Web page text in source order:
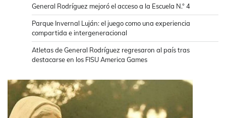
General Rodríguez mejoró el acceso a la Escuela N.° 4
Parque Invernal Luján: el juego como una experiencia
compartida e intergeneracional
Atletas de General Rodríguez regresaron al país tras
destacarse en los FISU America Games